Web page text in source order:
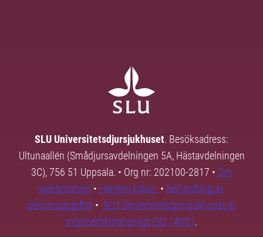
SLU Universitetsdjursjukhuset. Besöksadress:
Ultunaallén (Smådjursavdelningen 5A, Hästavdelningen
3C), 756 51 Uppsala. • Org nr: 202100-2817 • Om
webbplatsen • Hantera kakor • Behandling av
personuppgifter • SLU Universitetsdjursjukhuset är
miljöcertifierat enligt ISO 14001.